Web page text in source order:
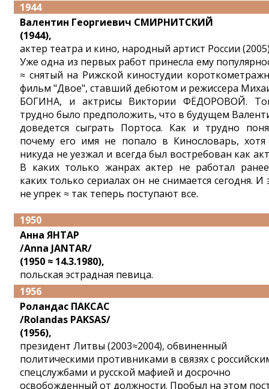
1944
Валентин Георгиевич СМИРНИТСКИЙ
(1944),
актер театра и кино, народный артист России
Уже одна из первых работ принесла ему
≈ снятый на Рижской киностудии
фильм "Двое", ставший дебютом и режиссера
БОГИНА, и актрисы Виктории ФЁДОРОВОЙ.
трудно было предположить, что в будущем
доведется сыграть Портоса. Как и трудно
почему его имя не попало в Кинословарь,
никуда не уезжал и всегда был востребован как
В каких только жанрах актер не работал
каких только сериалах он не снимается сегодня. И
не упрек ≈ так теперь поступают все.
1950
Анна ЯНТАР
/Anna JANTAR/
(1950 ≈ 14.3.1980),
польская эстрадная певица.
1956
Роландас ПАКСАС
/Rolandas PAKSAS/
(1956),
президент Литвы (2003≈2004), обвиненный
политическими противниками в связях с
спецслужбами и русской мафией и досрочно
освобожденный от должности. Пробыл на этом